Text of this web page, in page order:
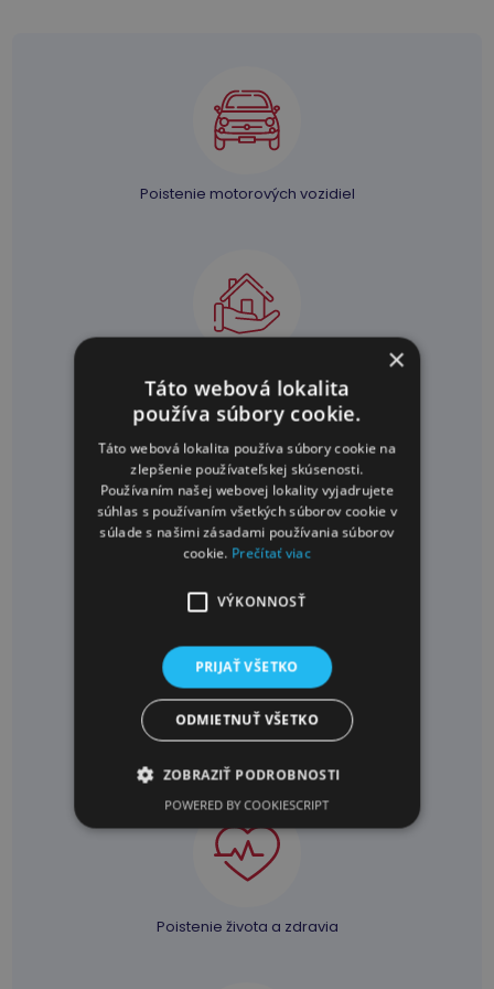
Poistenie motorových vozidiel
Poistenie
majetku
Poistenie
Cestovné
poistenie
Poistenie života a zdravia
×
Táto webová lokalita
používa súbory cookie.
Táto webová lokalita používa súbory cookie na
zlepšenie používateľskej skúsenosti.
Používaním našej webovej lokality vyjadrujete
súhlas s používaním všetkých súborov cookie v
súlade s našimi zásadami používania súborov
cookie. Prečítať viac
VÝKONNOSŤ
PRIJAŤ VŠETKO
ODMIETNUŤ VŠETKO
ZOBRAZIŤ PODROBNOSTI
POWERED BY COOKIESCRIPT